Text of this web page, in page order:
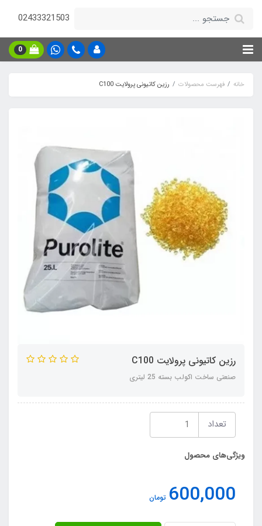
02433321503
0
خانه فهرست محصولات رزین کاتیونی پرولایت C100
رزین کاتیونی پرولایت C100
صنعتی ساخت اکولب بسته 25 لیتری
تعداد
ویژگی‌های محصول
600,000 تومان